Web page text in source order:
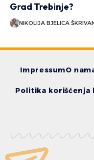
Grad Trebinje?
NIKOLIJA BJELICA
ImpressumO
Politika korišćenja